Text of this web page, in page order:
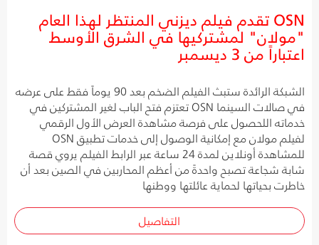
OSN تقدم فيلم ديزني المنتظر لهذا العام
"مولان" لمشتركيها في الشرق الأوسط
اعتباراً من 3 ديسمبر
الشبكة الرائدة ستبث الفيلم الضخم بعد 90 يوماً فقط على عرضه
في صالات السينما OSN تعتزم فتح الباب لغير المشتركين في
خدماته اللحصول على فرصة مشاهدة العرض الأول الرقمي
لفيلم مولان مع إمكانية الوصول إلى خدمات تطبيق OSN
للمشاهدة أونلاين لمدة 24 ساعة عبر الرابط الفيلم يروي قصة
شابة شجاعة تصبح واحدةً من أعظم المحاربين في الصين بعد أن
خاطرت بحياتها لحماية عائلتها ووطنها
التفاصيل